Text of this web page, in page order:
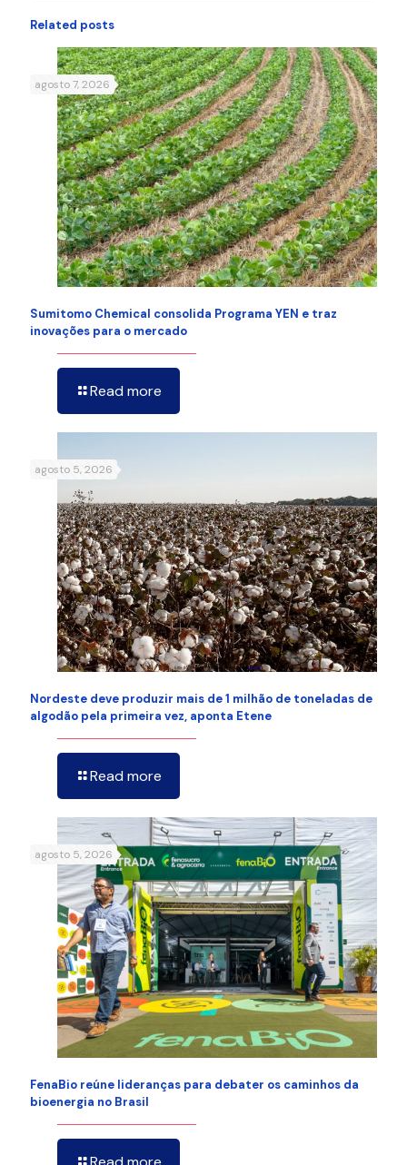
Related posts
agosto 7, 2026
Sumitomo Chemical consolida Programa YEN e traz
inovações para o mercado
Read more
agosto 5, 2026
Nordeste deve produzir mais de 1 milhão de toneladas de
algodão pela primeira vez, aponta Etene
Read more
agosto 5, 2026
FenaBio reúne lideranças para debater os caminhos da
bioenergia no Brasil